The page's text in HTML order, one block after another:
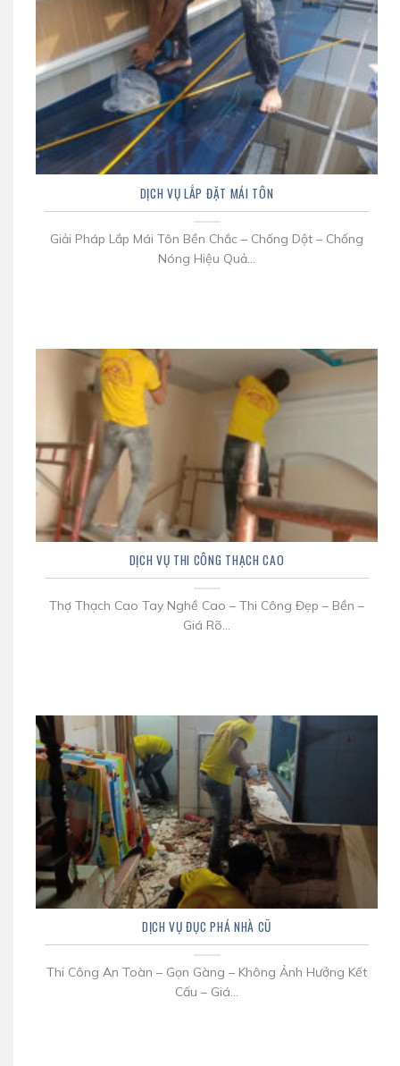
DỊCH VỤ LẮP ĐẶT MÁI TÔN
Giải Pháp Lắp Mái Tôn Bền Chắc – Chống Dột – Chống
Nóng Hiệu Quả...
DỊCH VỤ THI CÔNG THẠCH CAO
Thợ Thạch Cao Tay Nghề Cao – Thi Công Đẹp – Bền –
Giá Rõ...
DỊCH VỤ ĐỤC PHÁ NHÀ CŨ
Thi Công An Toàn – Gọn Gàng – Không Ảnh Hưởng Kết
Cấu – Giá...